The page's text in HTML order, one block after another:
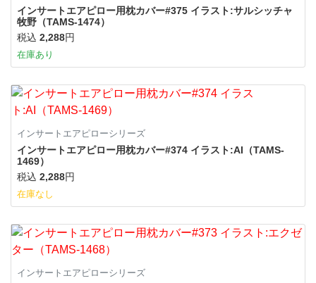
インサートエアピロー用枕カバー#375 イラスト:サルシッチャ
牧野（TAMS-1474）
税込 2,288円
在庫あり
インサートエアピローシリーズ
インサートエアピロー用枕カバー#374 イラスト:AI（TAMS-
1469）
税込 2,288円
在庫なし
インサートエアピローシリーズ